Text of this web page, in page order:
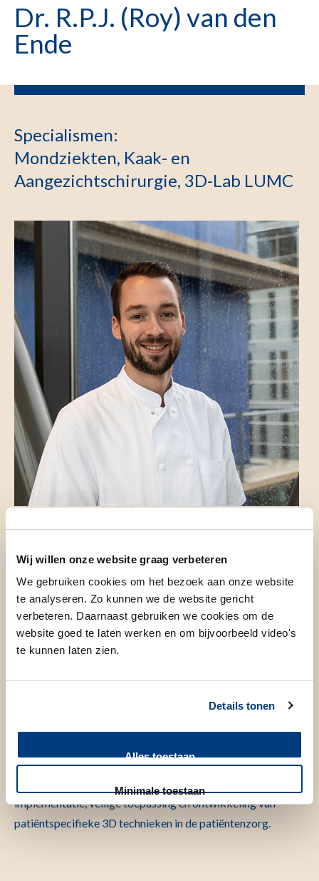
Wij willen onze website graag verbeteren
We gebruiken cookies om het bezoek aan onze website
te analyseren. Zo kunnen we de website gericht
verbeteren. Daarnaast gebruiken we cookies om de
website goed te laten werken en om bijvoorbeeld video's
te kunnen laten zien.
Details tonen
Alles toestaan
Minimale toestaan
Dr. R.P.J. (Roy) van den
Ende
Specialismen:
Mondziekten, Kaak- en
Aangezichtschirurgie, 3D-Lab LUMC
Even voorstellen
Ik heb Technische Geneeskunde gestudeerd aan de
Universiteit Twente met een specialisatie in beeld
Universiteit Leiden op het reduceren van onzekerheden in
beeld gestuurde bestraling van rectum tumoren.
Kaak- en Aangezichtschirurgie en coördinator 3D-Lab+
implementatie, veilige toepassing en ontwikkeling van
patiëntspecifieke 3D technieken in de patiëntenzorg.